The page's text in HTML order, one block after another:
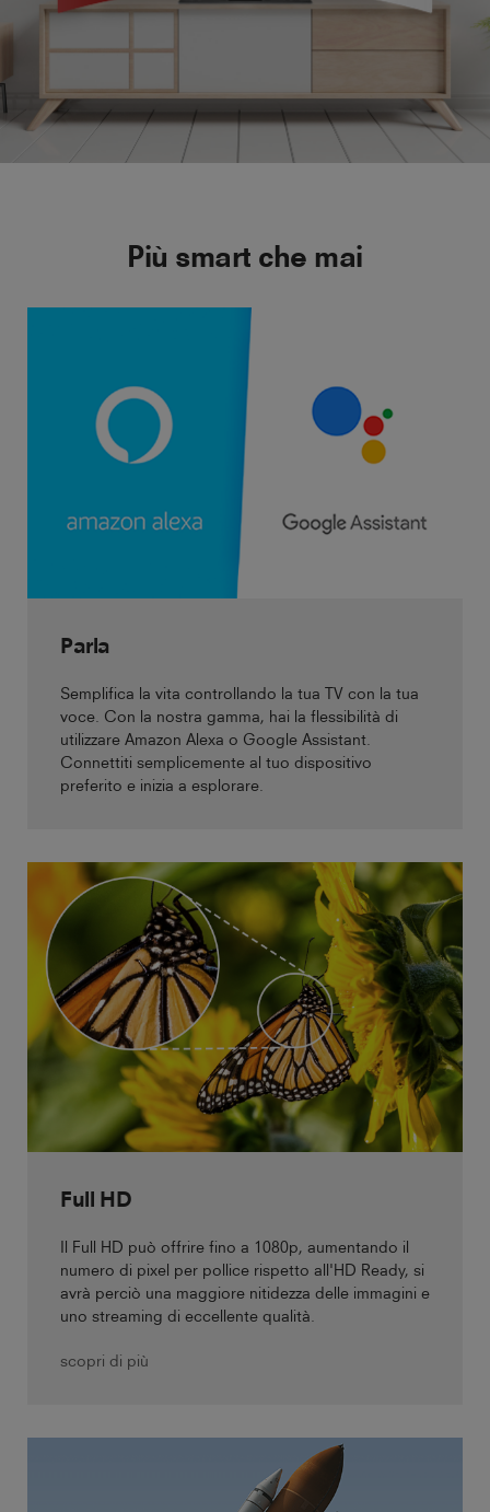
Più smart che mai
Parla
Semplifica la vita controllando la tua TV con la tua
voce. Con la nostra gamma, hai la flessibilità di
utilizzare Amazon Alexa o Google Assistant.
Connettiti semplicemente al tuo dispositivo
preferito e inizia a esplorare.
Full HD
Il Full HD può offrire fino a 1080p, aumentando il
numero di pixel per pollice rispetto all'HD Ready, si
avrà perciò una maggiore nitidezza delle immagini e
uno streaming di eccellente qualità.
scopri di più